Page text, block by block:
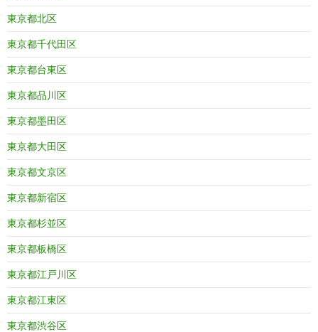
東京都北区
東京都千代田区
東京都台東区
東京都品川区
東京都墨田区
東京都大田区
東京都文京区
東京都新宿区
東京都杉並区
東京都板橋区
東京都江戸川区
東京都江東区
東京都渋谷区